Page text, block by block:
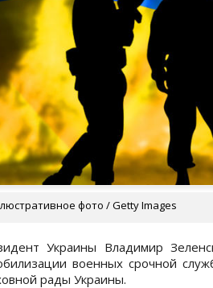
фото / Getty Images
Украины Владимир
военных срочной
рады Украины.